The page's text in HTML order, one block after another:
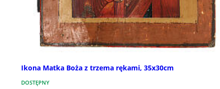
Ikona Matka Boża z trzema rękami, 35x30cm
DOSTĘPNY